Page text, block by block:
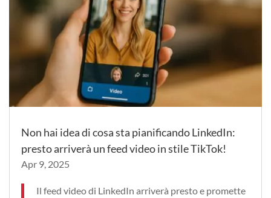
Non hai idea di cosa sta pianificando LinkedIn:
presto arriverà un feed video in stile TikTok!
Apr 9, 2025
Il feed video di LinkedIn arriverà presto e promette